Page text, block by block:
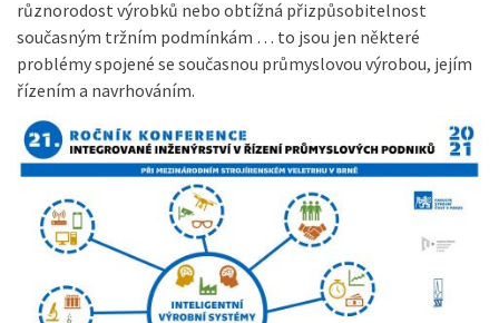
různorodost výrobků nebo obtížná přizpůsobitelnost
současným tržním podmínkám … to jsou jen některé
problémy spojené se současnou průmyslovou výrobou, jejím
řízením a navrhováním.